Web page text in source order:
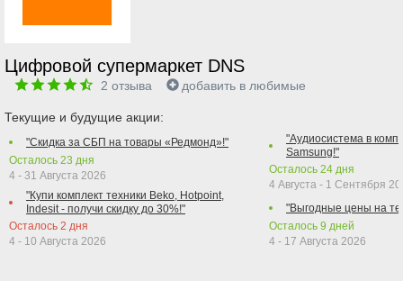
Цифровой супермаркет DNS
2 отзыва добавить в любимые
Текущие и будущие акции:
"Скидка за СБП на товары «Редмонд»!"
Осталось 23 дня
4 - 31 Августа 2026
"Купи комплект техники Beko, Hotpoint,
Indesit - получи скидку до 30%!"
Осталось 2 дня
4 - 10 Августа 2026
"Аудиосистема в
Samsung!"
Осталось 24 дня
4 Августа - 1 Сентября
"Выгодные цены на
Осталось 9 дней
4 - 17 Августа 2026